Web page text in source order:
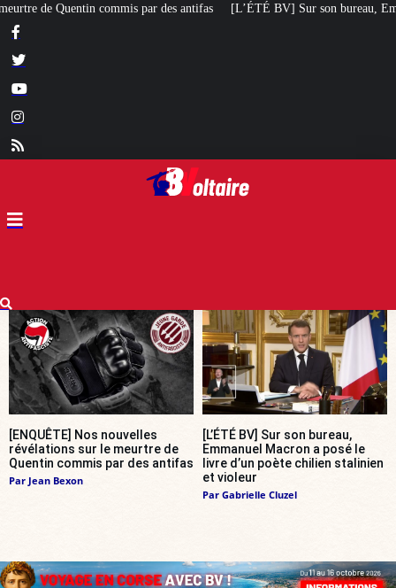
[L’ÉTÉ BV] Sur son bureau, Emmanuel Macron a posé le livre d’un
[ENQUÊTE] Nos nouvelles
révélations sur le meurtre de
Quentin commis par des antifas
Par Jean Bexon
[L’ÉTÉ BV] Sur son bureau,
Emmanuel Macron a posé le
livre d’un poète chilien stalinien
et violeur
Par Gabrielle Cluzel